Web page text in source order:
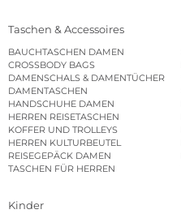
Taschen & Accessoires
BAUCHTASCHEN DAMEN
CROSSBODY BAGS
DAMENSCHALS & DAMENTÜCHER
DAMENTASCHEN
HANDSCHUHE DAMEN
HERREN REISETASCHEN
KOFFER UND TROLLEYS
HERREN KULTURBEUTEL
REISEGEPÄCK DAMEN
TASCHEN FÜR HERREN
Kinder